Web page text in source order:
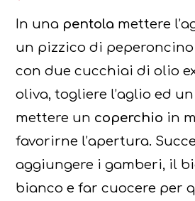
In una pentola mettere
un pizzico di
con due cucchiai di olio
oliva, togliere l’aglio ed
mettere un coperchio in
favorirne l’apertura.
aggiungere i gamberi, il
bianco e far cuocere per